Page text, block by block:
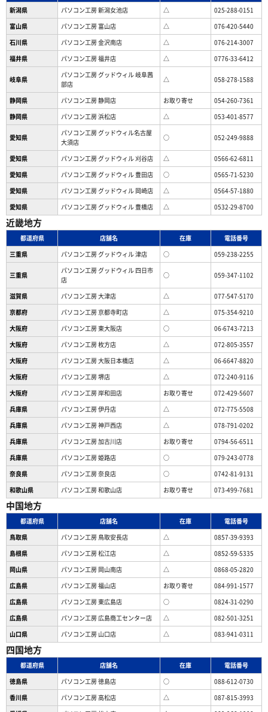
新潟県
パソコン工房 新潟女池店 △
025-288-0151
富山県
パソコン工房 富山店 △
076-420-5440
石川県
パソコン工房 金沢南店 △
076-214-3007
福井県
パソコン工房 福井店 △ 0776-33-6412
岐阜県
パソコン工房 グッドウィル 岐阜茜
部店
△ 058-278-1588
静岡県 パソコン工房 静岡店 お取り寄せ
054-260-7361
静岡県
パソコン工房 浜松店 △ 053-401-8577
愛知県
パソコン工房 グッドウィル名古屋
大須店
○ 052-249-9888
愛知県 パソコン工房 グッドウィル 刈谷店 △
0566-62-6811
愛知県
パソコン工房 グッドウィル 豊田店 ○
0565-71-5230
愛知県
パソコン工房 グッドウィル 岡崎店 △
0564-57-1880
愛知県
パソコン工房 グッドウィル 豊橋店 △ 0532-29-8700
近畿地方
都道府県 店舗名 在庫
電話番号
三重県
パソコン工房 グッドウィル 津店 ○ 059-238-2255
三重県
パソコン工房 グッドウィル 四日市
店
○ 059-347-1102
滋賀県 パソコン工房 大津店 △
077-547-5170
京都府
パソコン工房 京都寺町店 △
075-354-9210
大阪府
パソコン工房 東大阪店 ○
06-6743-7213
大阪府
パソコン工房 枚方店 △
072-805-3557
大阪府
パソコン工房 大阪日本橋店 △
06-6647-8820
大阪府
パソコン工房 堺店 △
072-240-9116
大阪府
パソコン工房 岸和田店 お取り寄せ
072-429-5607
兵庫県
パソコン工房 伊丹店 △
072-775-5508
兵庫県
パソコン工房 神戸西店 △
078-791-0202
兵庫県
パソコン工房 加古川店 お取り寄せ
0794-56-6511
兵庫県
パソコン工房 姫路店 ○
079-243-0778
奈良県
パソコン工房 奈良店 ○
0742-81-9131
和歌山県
パソコン工房 和歌山店 お取り寄せ 073-499-7681
中国地方
都道府県 店舗名 在庫
電話番号
鳥取県
パソコン工房 鳥取安長店 △
0857-39-9393
島根県
パソコン工房 松江店 △
0852-59-5335
岡山県
パソコン工房 岡山南店 △
0868-05-2820
広島県
パソコン工房 福山店 お取り寄せ
084-991-1577
広島県
パソコン工房 東広島店 ○
0824-31-0290
広島県
パソコン工房 広島商工センター店 △
082-501-3251
山口県
パソコン工房 山口店 △ 083-941-0311
四国地方
都道府県 店舗名 在庫
電話番号
徳島県
パソコン工房 徳島店 ○
088-612-0730
香川県
パソコン工房 高松店 △
087-815-3993